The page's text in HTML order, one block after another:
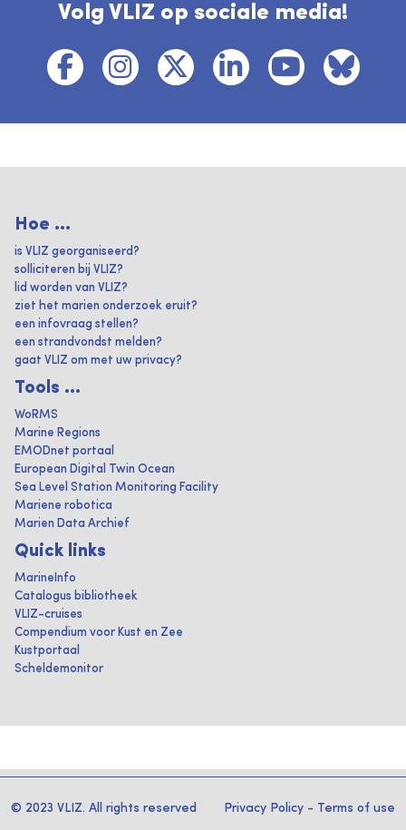
Volg VLIZ op sociale media!
Hoe ...
is VLIZ georganiseerd?
solliciteren bij VLIZ?
lid worden van VLIZ?
ziet het marien onderzoek eruit?
een infovraag stellen?
een strandvondst melden?
gaat VLIZ om met uw privacy?
Tools ...
WoRMS
Marine Regions
EMODnet portaal
European Digital Twin Ocean
Sea Level Station Monitoring Facility
Mariene robotica
Marien Data Archief
Quick links
MarineInfo
Catalogus bibliotheek
VLIZ-cruises
Compendium voor Kust en Zee
Kustportaal
Scheldemonitor
© 2023 VLIZ. All rights reserved Privacy Policy - Terms of use